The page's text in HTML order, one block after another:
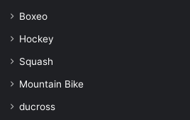
Boxeo
Hockey
Squash
Mountain Bike
ducross